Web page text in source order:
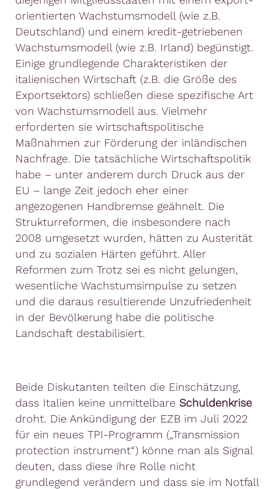
orientierten Wachstumsmodell (wie z.B.
Deutschland) und einem kredit-getriebenen
Wachstumsmodell (wie z.B. Irland) begünstigt.
Einige grundlegende Charakteristiken der
italienischen Wirtschaft (z.B. die Größe des
Exportsektors) schließen diese spezifische Art
von Wachstumsmodell aus. Vielmehr
erforderten sie wirtschaftspolitische
Maßnahmen zur Förderung der inländischen
Nachfrage. Die tatsächliche Wirtschaftspolitik
habe – unter anderem durch Druck aus der
EU – lange Zeit jedoch eher einer
angezogenen Handbremse geähnelt. Die
Strukturreformen, die insbesondere nach
2008 umgesetzt wurden, hätten zu Austerität
und zu sozialen Härten geführt. Aller
Reformen zum Trotz sei es nicht gelungen,
wesentliche Wachstumsimpulse zu setzen
und die daraus resultierende Unzufriedenheit
in der Bevölkerung habe die politische
Landschaft destabilisiert.
Beide Diskutanten teilten die Einschätzung,
dass Italien keine unmittelbare Schuldenkrise
droht. Die Ankündigung der EZB im Juli 2022
für ein neues TPI-Programm („Transmission
protection instrument“) könne man als Signal
deuten, dass diese ihre Rolle nicht
grundlegend verändern und dass sie im Notfall